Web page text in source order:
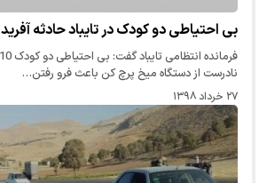
بی احتیاطی دو کودک در تایباد حادثه آفرید
نادرست از دستگاه میخ پرچ کن باعث فرو رفتن…
۲۷ خرداد ۱۳۹۸